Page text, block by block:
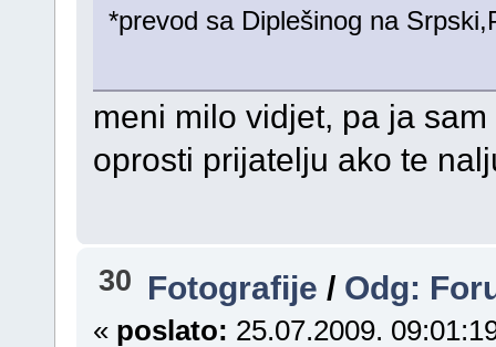
*prevod sa Diplešinog na
meni milo vidjet, pa ja
oprosti prijatelju ako te
30 Fotografije / Odg:
« poslato: 25.07.2009.